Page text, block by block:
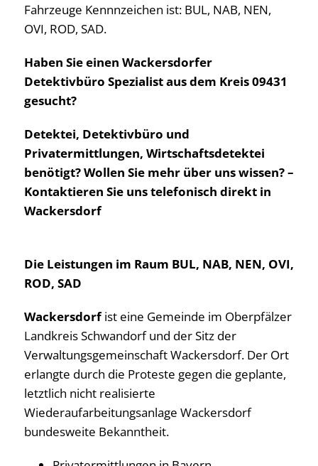
Fahrzeuge Kennnzeichen ist: BUL, NAB, NEN,
OVI, ROD, SAD.
Haben Sie einen Wackersdorfer
Detektivbüro Spezialist aus dem Kreis 09431
gesucht?
Detektei, Detektivbüro und
Privatermittlungen, Wirtschaftsdetektei
benötigt? Wollen Sie mehr über uns wissen? –
Kontaktieren Sie uns telefonisch direkt in
Wackersdorf
Die Leistungen im Raum BUL, NAB, NEN, OVI,
ROD, SAD
Wackersdorfist eine Gemeinde im Oberpfälzer
Landkreis Schwandorf und der Sitz der
Verwaltungsgemeinschaft Wackersdorf. Der Ort
erlangte durch die Proteste gegen die geplante,
letztlich nicht realisierte
Wiederaufarbeitungsanlage Wackersdorf
bundesweite Bekanntheit.